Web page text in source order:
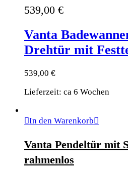
539,00 €
Vanta
Drehtür mit
539,00 €
Lieferzeit: ca 6 Wochen
In den Warenkorb
Vanta Pendeltür mit
rahmenlos